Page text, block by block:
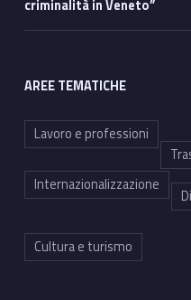
criminalità in Veneto”
AREE TEMATICHE
Lavoro e professioni
Internazionalizzazione
Cultura e turismo